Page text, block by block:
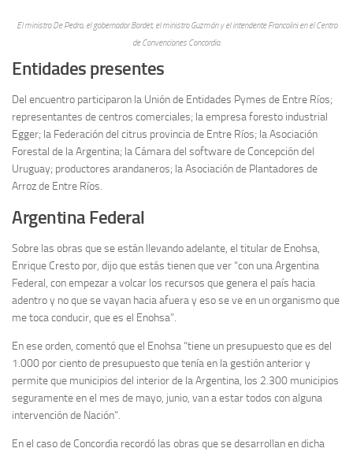
El ministro De Pedro, el gobernador Bordet, el ministro Guzmán y el intendente Francolini en el Centro
de Convenciones Concordia.
Entidades presentes
Del encuentro participaron la Unión de Entidades Pymes de Entre Ríos;
representantes de centros comerciales; la empresa foresto industrial
Egger; la Federación del citrus provincia de Entre Ríos; la Asociación
Forestal de la Argentina; la Cámara del software de Concepción del
Uruguay; productores arandaneros; la Asociación de Plantadores de
Arroz de Entre Ríos.
Argentina Federal
Sobre las obras que se están llevando adelante, el titular de Enohsa,
Enrique Cresto por, dijo que estás tienen que ver “con una Argentina
Federal, con empezar a volcar los recursos que genera el país hacia
adentro y no que se vayan hacia afuera y eso se ve en un organismo que
me toca conducir, que es el Enohsa”.
En ese orden, comentó que el Enohsa “tiene un presupuesto que es del
1.000 por ciento de presupuesto que tenía en la gestión anterior y
permite que municipios del interior de la Argentina, los 2.300 municipios
seguramente en el mes de mayo, junio, van a estar todos con alguna
intervención de Nación”.
En el caso de Concordia recordó las obras que se desarrollan en dicha